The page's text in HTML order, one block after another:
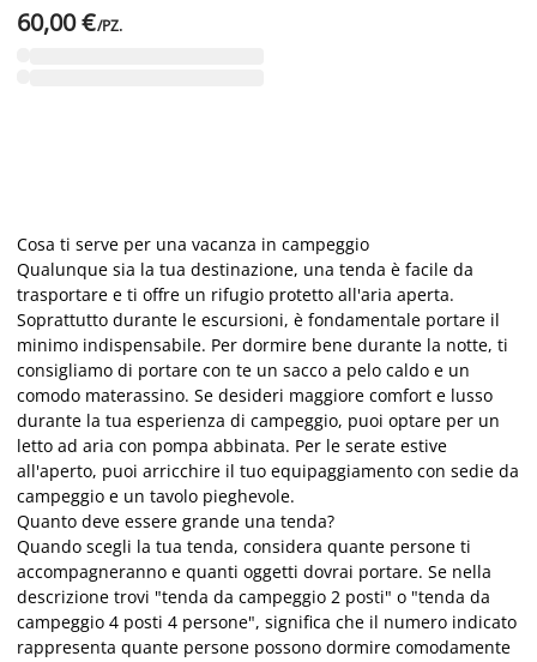
60,00 €/PZ.
Cosa ti serve per una vacanza in campeggio
Qualunque sia la tua destinazione, una tenda è facile da
trasportare e ti offre un rifugio protetto all'aria aperta.
Soprattutto durante le escursioni, è fondamentale portare il
minimo indispensabile. Per dormire bene durante la notte, ti
consigliamo di portare con te un sacco a pelo caldo e un
comodo materassino. Se desideri maggiore comfort e lusso
durante la tua esperienza di campeggio, puoi optare per un
letto ad aria con pompa abbinata. Per le serate estive
all'aperto, puoi arricchire il tuo equipaggiamento con sedie da
campeggio e un tavolo pieghevole.
Quanto deve essere grande una tenda?
Quando scegli la tua tenda, considera quante persone ti
accompagneranno e quanti oggetti dovrai portare. Se nella
descrizione trovi "tenda da campeggio 2 posti" o "tenda da
campeggio 4 posti 4 persone", significa che il numero indicato
rappresenta quante persone possono dormire comodamente